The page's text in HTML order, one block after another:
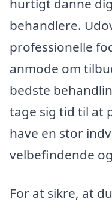
hurtigt danne
behandlere.
professionelle
anmode om
bedste
tage sig tid til at
have en stor
velbefindende
For at sikre, at